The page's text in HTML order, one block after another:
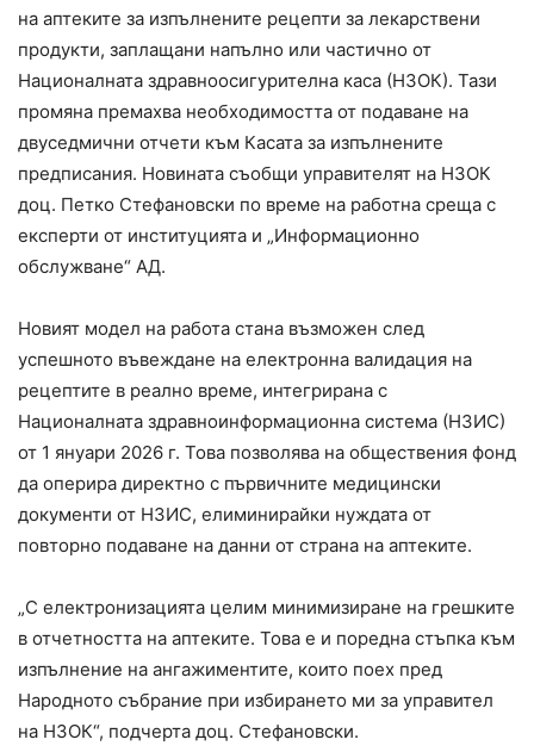
на аптеките за изпълнените рецепти за лекарствени
продукти, заплащани напълно или частично от
Националната здравноосигурителна каса (НЗОК). Тази
промяна премахва необходимостта от подаване на
двуседмични отчети към Касата за изпълнените
предписания. Новината съобщи управителят на НЗОК
доц. Петко Стефановски по време на работна среща с
експерти от институцията и „Информационно
обслужване“ АД.
Новият модел на работа стана възможен след
успешното въвеждане на електронна валидация на
рецептите в реално време, интегрирана с
Националната здравноинформационна система (НЗИС)
от 1 януари 2026 г. Това позволява на обществения фонд
да оперира директно с първичните медицински
документи от НЗИС, елиминирайки нуждата от
повторно подаване на данни от страна на аптеките.
„С електронизацията целим минимизиране на грешките
в отчетността на аптеките. Това е и поредна стъпка към
изпълнение на ангажиментите, които поех пред
Народното събрание при избирането ми за управител
на НЗОК“, подчерта доц. Стефановски.